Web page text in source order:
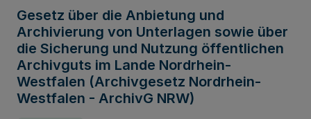
Gesetz über die Anbietung und
Archivierung von Unterlagen sowie über
die Sicherung und Nutzung öffentlichen
Archivguts im Lande Nordrhein-
Westfalen (Archivgesetz Nordrhein-
Westfalen - ArchivG NRW)